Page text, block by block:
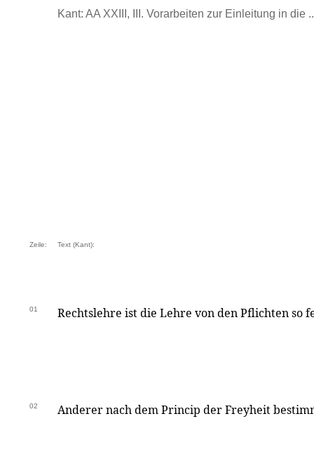
Kant: AA XXIII, III. Vorarbeiten zur Einleitung in die
Zeile: Text (Kant):
01 Rechtslehre ist die Lehre von den Pflichten so
02 Anderer nach dem Princip der Freyheit